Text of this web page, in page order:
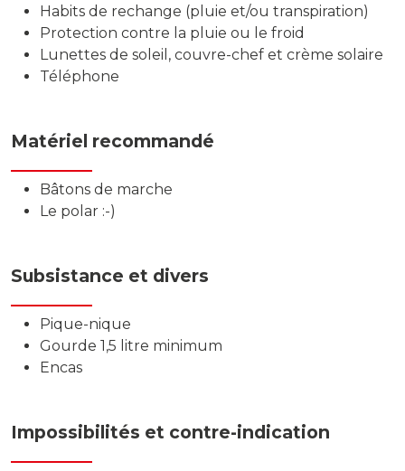
Habits de rechange (pluie et/ou transpiration)
Protection contre la pluie ou le froid
Lunettes de soleil, couvre-chef et crème solaire
Téléphone
Matériel recommandé
Bâtons de marche
Le polar :-)
Subsistance et divers
Pique-nique
Gourde 1,5 litre minimum
Encas
Impossibilités et contre-indication